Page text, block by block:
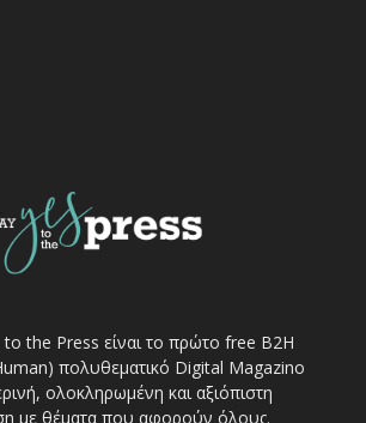
to the Press είναι το πρώτο free Β2Η
πολυθεματικό Digital Magazino
ολοκληρωμένη και αξιόπιστη
με θέματα που αφορούν όλους.